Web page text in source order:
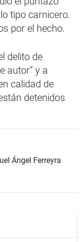
tipo carnicero.
por el hecho.
delito de
autor” y a
calidad de
detenidos
Ángel Ferreyra